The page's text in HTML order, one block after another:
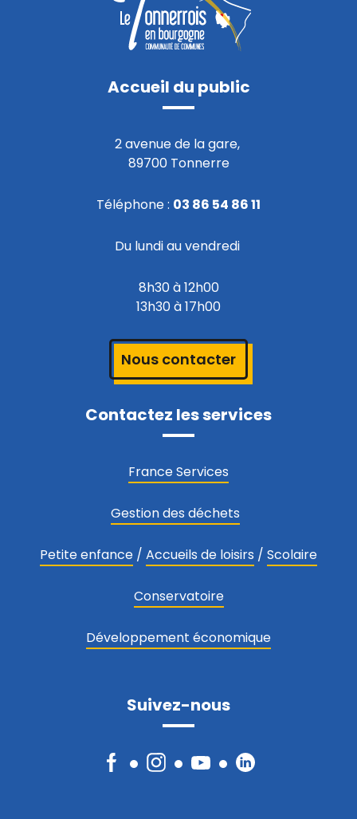
Accueil du public
2 avenue de la gare,
89700 Tonnerre
Téléphone : 03 86 54 86 11
Du lundi au vendredi
8h30 à 12h00
13h30 à 17h00
Nous contacter
Contactez les services
France Services
Gestion des déchets
Petite enfance / Accueils de loisirs / Scolaire
Conservatoire
Développement économique
Suivez-nous
FacebookInstagramYouTubeLinkedIn